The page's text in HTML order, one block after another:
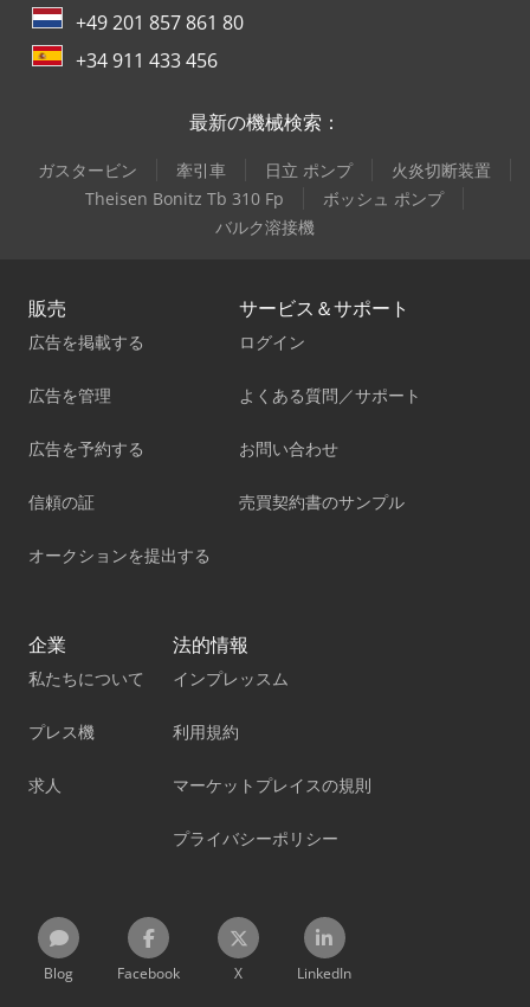
+49 201 857 861 80
+34 911 433 456
最新の機械検索：
ガスタービン 牽引車 日立 ポンプ
火炎切断装置
Theisen Bonitz Tb 310 Fp
ボッシュ ポンプ
バルク溶接機
販売
広告を掲載する
広告を管理
広告を予約する
信頼の証
オークションを提出する
サービス＆サポート
ログイン
よくある質問／サポート
お問い合わせ
売買契約書のサンプル
企業
私たちについて
プレス機
求人
法的情報
インプレッスム
利用規約
マーケットプレイスの規則
プライバシーポリシー
Blog Facebook X LinkedIn